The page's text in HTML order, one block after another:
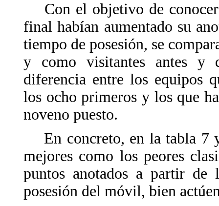
Con el objetivo de conocer
final habían aumentado su
tiempo de posesión, se
y como visitantes antes y
diferencia entre los equipos
los ocho primeros y los que
noveno puesto.
En concreto, en la tabla 7
mejores como los peores
puntos anotados a partir
posesión del móvil, bien